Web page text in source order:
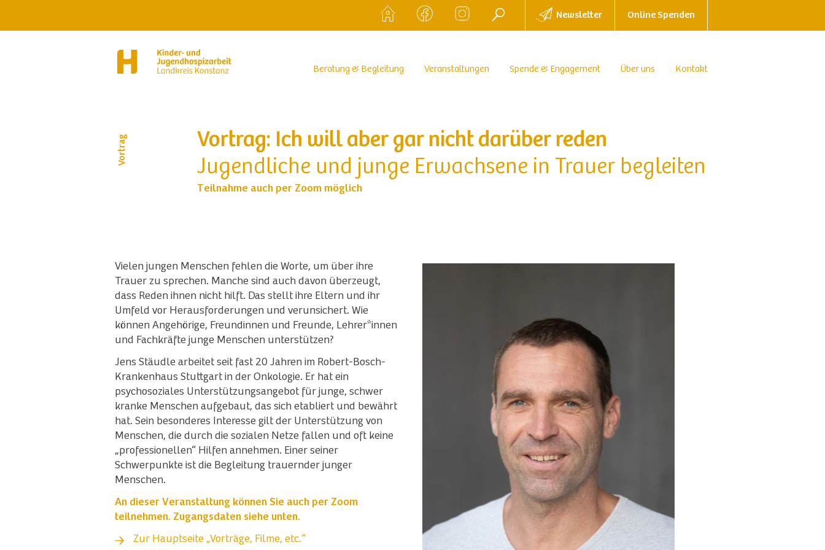
Newsletter Online Spenden
Beratung & Begleitung Veranstaltungen Spende & Engagement Über uns Kontakt
Vortrag
Vortrag: Ich will aber gar nicht darüber reden
Jugendliche und junge Erwachsene in Trauer begleiten
Teilnahme auch per Zoom möglich
Vielen jungen Menschen fehlen die Worte, um über ihre
Trauer zu sprechen. Manche sind auch davon überzeugt,
dass Reden ihnen nicht hilft. Das stellt ihre Eltern und ihr
Umfeld vor Herausforderungen und verunsichert. Wie
können Angehörige, Freundinnen und Freunde, Lehrer*innen
und Fachkräfte junge Menschen unterstützen?
Jens Stäudle arbeitet seit fast 20 Jahren im Robert-Bosch-
Krankenhaus Stuttgart in der Onkologie. Er hat ein
psychosoziales Unterstützungsangebot für junge, schwer
kranke Menschen aufgebaut, das sich etabliert und bewährt
hat. Sein besonderes Interesse gilt der Unterstützung von
Menschen, die durch die sozialen Netze fallen und oft keine
„professionellen“ Hilfen annehmen. Einer seiner
Schwerpunkte ist die Begleitung trauernder junger
Menschen.
An dieser Veranstaltung können Sie auch per Zoom
teilnehmen. Zugangsdaten siehe unten.
Zur Hauptseite „Vorträge, Filme, etc.“